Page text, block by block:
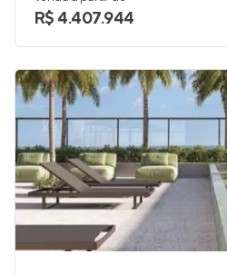
R$ 4.407.944